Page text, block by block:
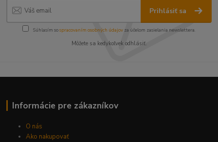
Prihlásiť sa
Súhlasím sospracovaním osobných údajov za účelom zasielania newslettera.
Môžete sa kedykoľvek odhlásiť.
Informácie pre zákazníkov
O nás
Ako nakupovať